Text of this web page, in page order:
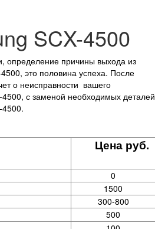
SCX-4500
определение причины выхода из
это половина успеха. После
о неисправности вашего
с заменой необходимых деталей
Цена руб.
0
1500
300-800
500